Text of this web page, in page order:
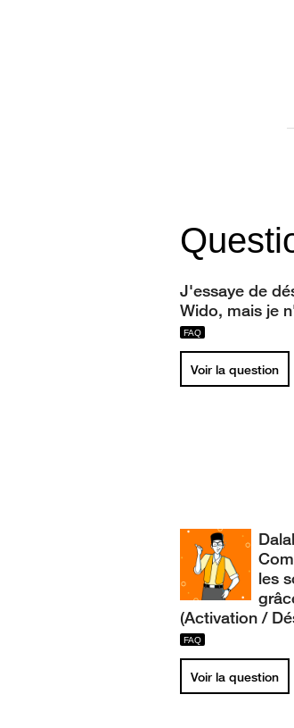
J'essaye de
Wido, mais je
Voir la question
les
(Activation /
Voir la question